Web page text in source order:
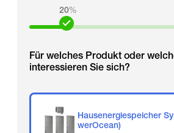
20%
Für welches Produkt oder
interessieren Sie sich?
Hausenergiespeicher
werOcean)